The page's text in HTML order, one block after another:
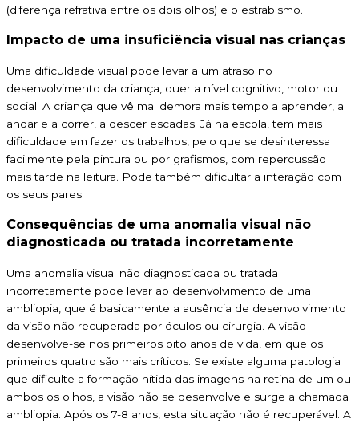
(diferença refrativa entre os dois olhos) e o estrabismo.
Impacto de uma insuficiência visual nas crianças
Uma dificuldade visual pode levar a um atraso no
desenvolvimento da criança, quer a nível cognitivo, motor ou
social. A criança que vê mal demora mais tempo a aprender, a
andar e a correr, a descer escadas. Já na escola, tem mais
dificuldade em fazer os trabalhos, pelo que se desinteressa
facilmente pela pintura ou por grafismos, com repercussão
mais tarde na leitura. Pode também dificultar a interação com
os seus pares.
Consequências de uma anomalia visual não
diagnosticada ou tratada incorretamente
Uma anomalia visual não diagnosticada ou tratada
incorretamente pode levar ao desenvolvimento de uma
ambliopia, que é basicamente a ausência de desenvolvimento
da visão não recuperada por óculos ou cirurgia. A visão
desenvolve-se nos primeiros oito anos de vida, em que os
primeiros quatro são mais críticos. Se existe alguma patologia
que dificulte a formação nítida das imagens na retina de um ou
ambos os olhos, a visão não se desenvolve e surge a chamada
ambliopia. Após os 7-8 anos, esta situação não é recuperável. A